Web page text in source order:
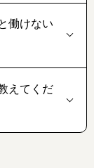
働けない
えてくだ